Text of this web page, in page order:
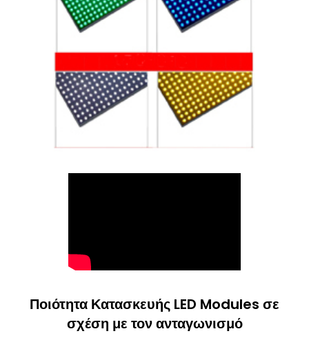
Ποιότητα Κατασκευής LED Modules σε
σχέση με τον ανταγωνισμό